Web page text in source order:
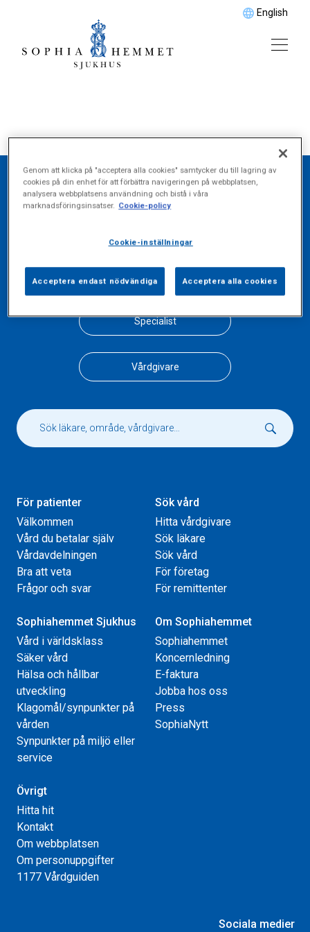
English
Hitta det du söker
Specialist
Vårdgivare
För patienter
Välkommen
Vård du betalar själv
Vårdavdelningen
Bra att veta
Frågor och svar
Sök vård
Hitta vårdgivare
Sök läkare
Sök vård
För företag
För remittenter
Sophiahemmet Sjukhus
Vård i världsklass
Säker vård
Hälsa och hållbar
utveckling
Klagomål/synpunkter på
vården
Synpunkter på miljö eller
service
Om Sophiahemmet
Sophiahemmet
Koncernledning
E-faktura
Jobba hos oss
Press
SophiaNytt
Övrigt
Hitta hit
Kontakt
Om webbplatsen
Om personuppgifter
1177 Vårdguiden
Sociala medier
Genom att klicka på "acceptera alla cookies" samtycker du till lagring av
cookies på din enhet för att förbättra navigeringen på webbplatsen,
analysera webbplatsens användning och bistå i våra
marknadsföringsinsatser. Cookie-policy
Cookie-inställningar
Acceptera endast nödvändiga Acceptera alla cookies